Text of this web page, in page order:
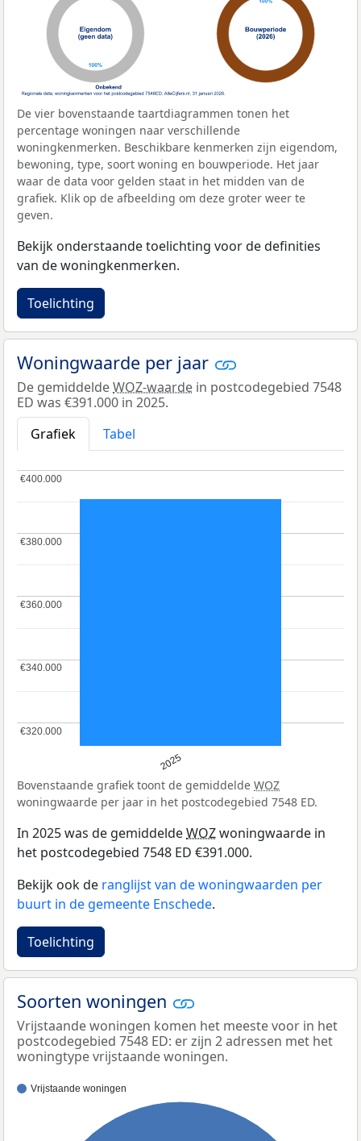
De vier bovenstaande taartdiagrammen tonen het
percentage woningen naar verschillende
woningkenmerken. Beschikbare kenmerken zijn eigendom,
bewoning, type, soort woning en bouwperiode. Het jaar
waar de data voor gelden staat in het midden van de
grafiek. Klik op de afbeelding om deze groter weer te
geven.
Bekijk onderstaande toelichting voor de definities
van de woningkenmerken.
Toelichting
Woningwaarde per jaar
De gemiddeldeWOZ-waarde in postcodegebied 7548
ED was €391.000 in 2025.
Grafiek
Tabel
2025
€320.000
€320.000
€340.000
€340.000
€360.000
€360.000
€380.000
€380.000
€400.000
€400.000
Bovenstaande grafiek toont de gemiddelde WOZ
woningwaarde per jaar in het postcodegebied 7548 ED.
In 2025 was de gemiddeldeWOZwoningwaarde in
het postcodegebied 7548 ED €391.000.
Bekijk ook de ranglijst van de woningwaarden per
buurt in de gemeente Enschede.
Toelichting
Soorten woningen
Vrijstaande woningen komen het meeste voor in het
postcodegebied 7548 ED: er zijn 2 adressen met het
woningtype vrijstaande woningen.
Vrijstaande woningen